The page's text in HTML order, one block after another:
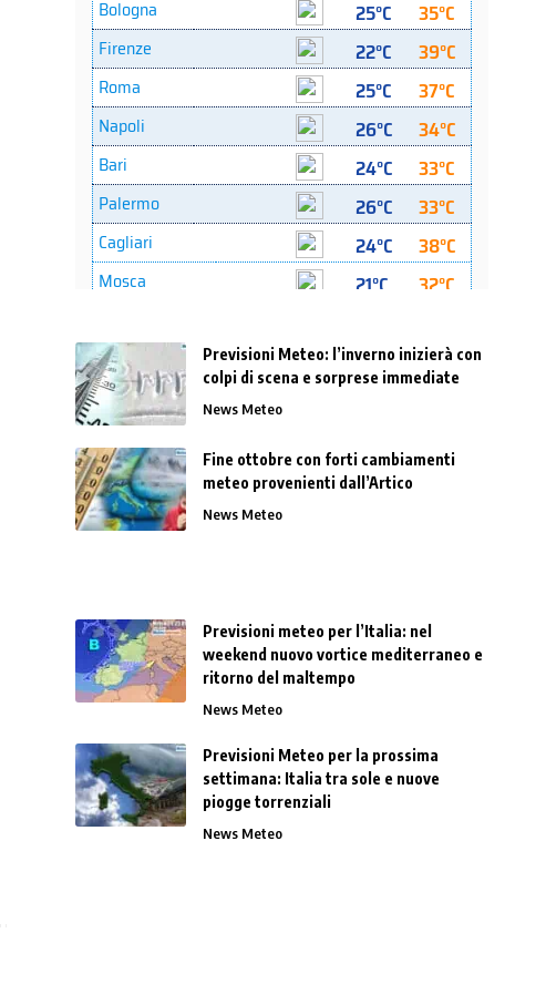
Previsioni Meteo: l’inverno inizierà con
colpi di scena e sorprese immediate
News Meteo
Fine ottobre con forti cambiamenti
meteo provenienti dall’Artico
News Meteo
Previsioni meteo per l’Italia: nel
weekend nuovo vortice mediterraneo e
ritorno del maltempo
News Meteo
Previsioni Meteo per la prossima
settimana: Italia tra sole e nuove
piogge torrenziali
News Meteo